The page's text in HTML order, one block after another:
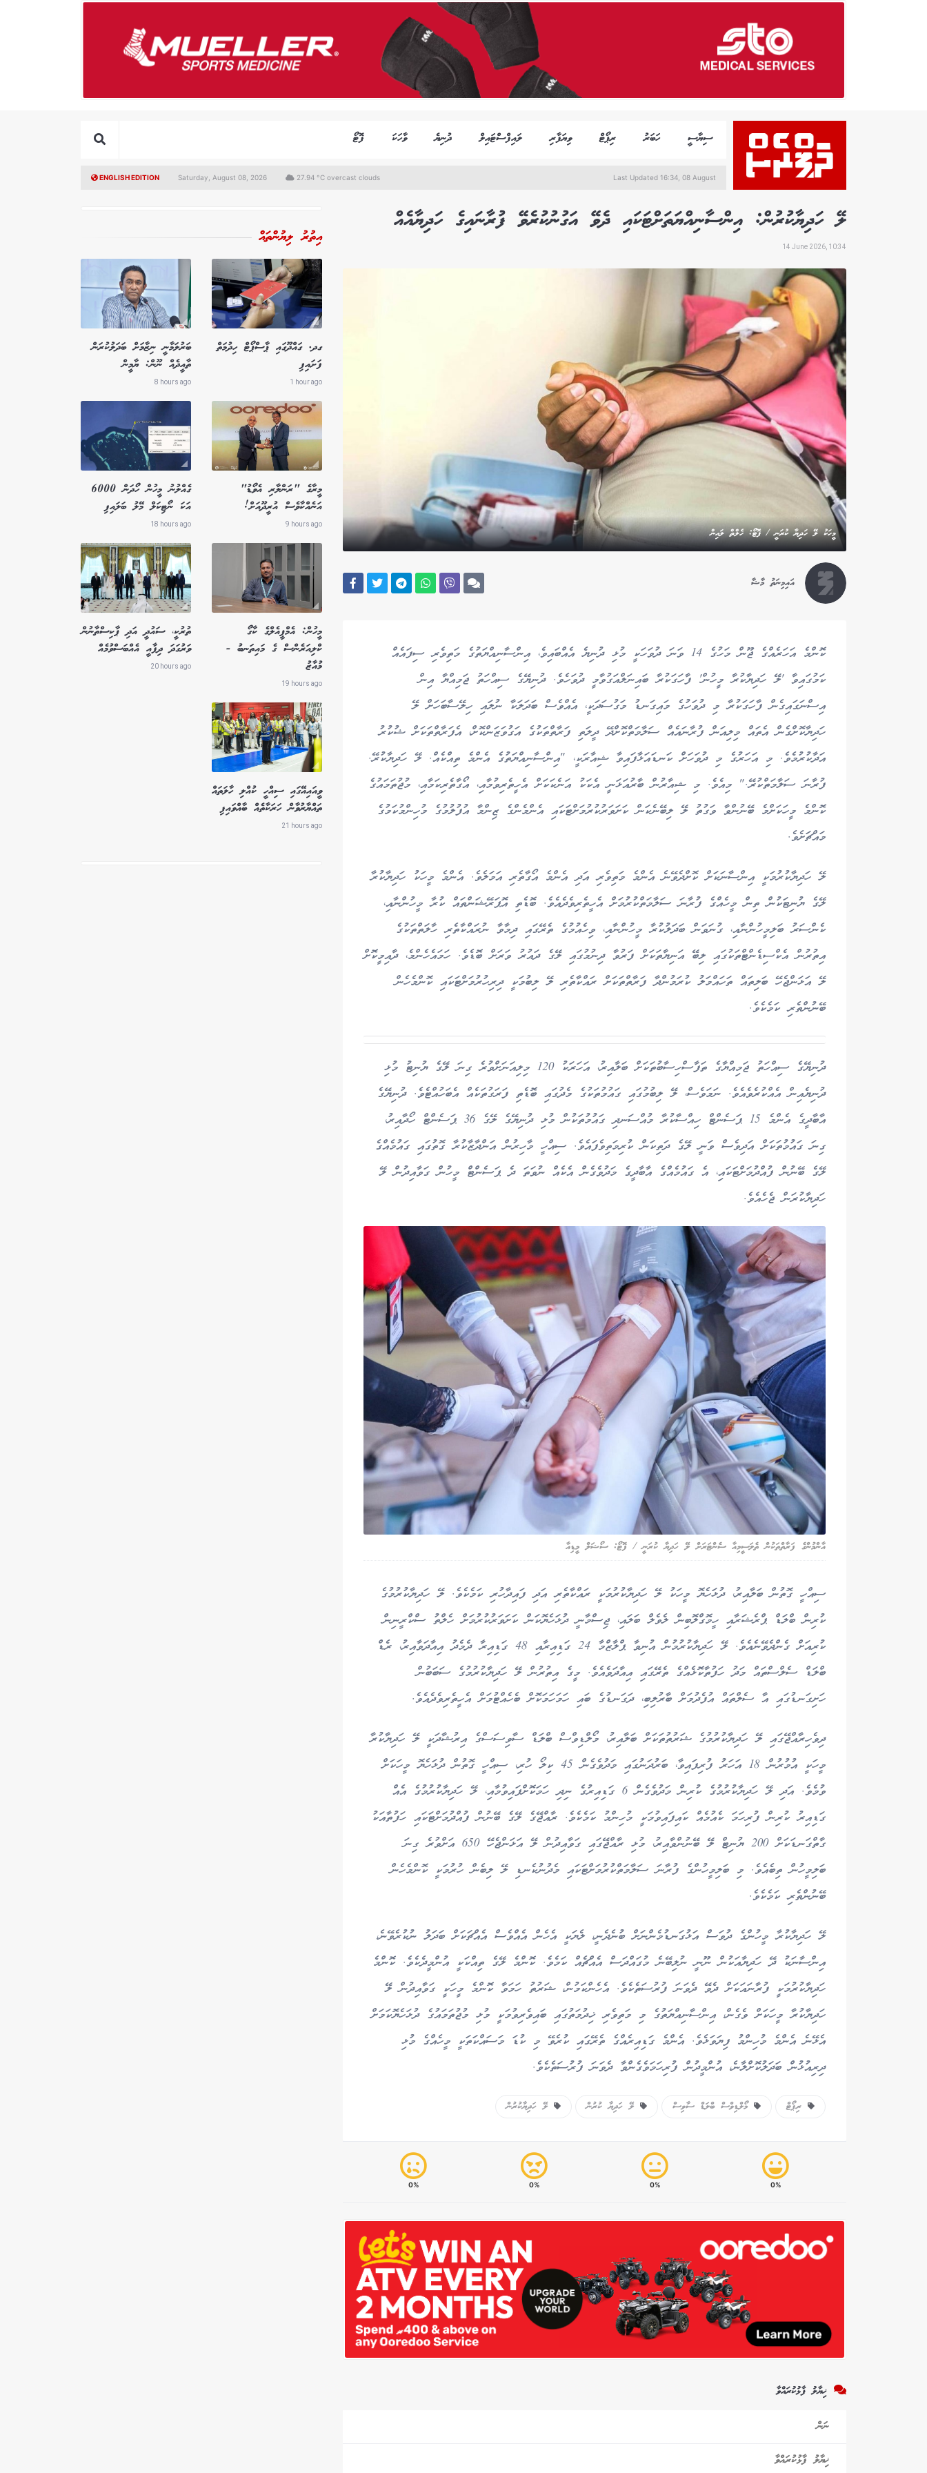
ސިޔާސީ ހަބަރު ރިޕޯޓް ވިޔަފާރި ލައިފްސްޓައިލް ދުނިޔެ ވާހަކަ ފޮޓޯ
ENGLISH EDITION Saturday, August 08, 2026 27.94 °C overcast clouds Last Updated 16:34, 08 August
ލޭ ހަދިޔާކުރުން: އިންސާނިއްޔަތަށްޓަކައި ދެވޭ އަގުނުކުރެވޭ ފުރާނައިގެ ހަދިޔާއެއް
14 June 2026, 10:34
މީހަކު ލޭ ހަދިޔާ ކުރަނީ / ފޮޓޯ: ހެލްތް ލައިން
އައިމިނަތު މާޝާ
ކޮންމެ އަހަރެއްގެ ޖޫން މަހުގެ 14 ވަނަ ދުވަހަކީ މުޅި ދުނިޔެ އެއްބައިވެ، އިންސާނިއްޔަތުގެ މަތިވެރި ސިފައެއް
ކަމުގައިވާ 'ލޭ ހަދިޔާކުރާ މީހުން' ފާހަގަކުރާ ބައިނަލްއަގުވާމީ ދުވަހެވެ. ދުނިޔޭގެ ސިއްހަތު ޖަމިއްޔާ އިން
އިސްނަގައިގެން ފާހަގަކުރާ މި ދުވަހުގެ މައިގަނޑު މަގުސަދަކީ، އެއްވެސް ބަދަލަކާ ނުލައި ހިލޭސާބަހަށް ލޭ
ހަދިޔާކޮށްގެން އެތައް މިލިއަން ފުރާނައެއް ސަލާމަތްކޮށްދޭ ދީލަތި ފަރާތްތަކުގެ އަގުވަޒަންކޮށް، އެފަރާތްތަކަށް ޝުކުރު
އަދާކުރުމެވެ. މި އަހަރުގެ މި ދުވަހަށް ކަނޑައަޅާފައިވާ ޝިއާރަކީ، "އިންސާނިއްޔަތުގެ އެންމެ ތިއްކެއް. ލޭ ހަދިޔާކުރޭ.
ފުރާނަ ސަލާމަތްކުރޭ." މިއެވެ. މި ޝިއާރުން ބާރުއަޅަނީ އެކަކު އަނެކަކަށް އެހީތެރިވުމާއި، އޯގާތެރިކަމާއި، މުޖުތަމައުގެ
ކޮންމެ މީހަކަށްމެ ބޭނުންވާ ވަގުތު ލޭ ލިބޭނެކަން ކަށަވަރުކުރުމަށްޓަކައި އެންމެންގެ ޒިންމާ އުފުލުމުގެ މުހިންމުކަމުގެ
މައްޗަށެވެ.
ލޭ ހަދިޔާކުރުމަކީ އިންސާނަކަށް ކޮށްދެވޭނެ އެންމެ މަތިވެރި އަދި އެންމެ އޯގާތެރި އަމަލެވެ. އެންމެ މީހަކު ހަދިޔާކުރާ
ލޭގެ ޔުނިޓަކުން ތިން މީހެއްގެ ފުރާނަ ސަލާމަތްކުރުމަށް އެހީތެރިވެދެއެވެ. ބޮޑެތި އޮޕަރޭޝަންތައް ކުރާ މީހުންނާއި،
ކެންސަރު ބަލިމީހުންނާއި، ގުނަވަން ބަދަލުކުރާ މީހުންނާއި، ވިހެއުމުގެ ތެރޭގައި ދިމާވާ ނުރައްކާތެރި ހާލަތްތަކުގެ
އިތުރުން އެކްސިޑެންޓްތަކުގައި ލިބޭ އަނިޔާތަކަށް ފަރުވާ ދިނުމުގައި ލޭގެ ދައުރު ވަރަށް ބޮޑެވެ. ހަމައެހެންމެ، ދާއިމީކޮށް
ލޭ އަޅަންޖެހޭ ބަލިތައް ތަހައްމަލު ކުރަމުންދާ ފަރާތްތަކަށް ރައްކާތެރި ލޭ ލިބުމަކީ ދިރިހުރުމަށްޓަކައި ކޮންމެހެން
ބޭނުންތެރި ކަމެކެވެ.
ދުނިޔޭގެ ސިއްހަތު ޖަމިއްޔާގެ ތަފާސްހިސާބުތަކަށް ބަލާއިރު، އަހަރަކު 120 މިލިއަނަށްވުރެ ގިނަ ލޭގެ ޔުނިޓު މުޅި
ދުނިޔެއިން އެއްކުރެވެއެވެ. ނަމަވެސް، ލޭ ލިބުމުގައި ގައުމުތަކުގެ މެދުގައި ބޮޑެތި ފަރަގުތަކެއް އެބަހުއްޓެވެ. ދުނިޔޭގެ
އާބާދީގެ އެންމެ 15 ޕަސެންޓް ހިއްސާކުރާ މުއްސަނދި ގައުމުތަކުން މުޅި ދުނިޔޭގެ ލޭގެ 36 ޕަސެންޓް ހޯދާއިރު،
ގިނަ ގައުމުތަކަށް އަދިވެސް ވަނީ ލޭގެ ދަތިކަން ކުރިމަތިވެފައެވެ. ސިއްހީ މާހިރުން އަންދާޒާކުރާ ގޮތުގައި ގައުމެއްގެ
ލޭގެ ބޭނުން ފުއްދުމަށްޓަކައި، އެ ގައުމެއްގެ އާބާދީގެ މަދުވެގެން އެކެއް ނުވަތަ ދެ ޕަސެންޓް މީހުން ގަވާއިދުން ލޭ
ހަދިޔާކުރަން ޖެހެއެވެ.
އާންމުންގެ ފަރާތްތަކުން ތެލަސީމިއާ ސެންޓަރަށް ލޭ ހަދިޔާ ކުރަނީ / ފޮޓޯ: ސޯޝަލް މީޑިއާ
ސިއްހީ ގޮތުން ބަލާއިރު، ދުޅަހެޔޮ މީހަކު ލޭ ހަދިޔާކުރުމަކީ ރައްކާތެރި އަދި ފައިދާހުރި ކަމެކެވެ. ލޭ ހަދިޔާކުރުމުގެ
ކުރިން ބްލަޑް ޕްރެޝަރާއި ހީމޮގްލޮބިން ލެވެލް ބަލައި، ޖިސްމާނީ ދުޅަހެޔޮކަން ކަށަވަރުކުރުމަށް ހެލްތު ސްކްރީނިން
ކުރިއަށް ގެންދެވޭނެއެވެ. ލޭ ހަދިޔާކުރުމުން އުނިވާ ޕްލާޒްމާ 24 ގަޑިއިރާއި 48 ގަޑިއިރާ ދެމެދު އިއާދަވާއިރު، ރެޑް
ބްލަޑް ސެލްސްތައް މަދު ހަފުތާކޮޅެއްގެ ތެރޭގައި އިއާދަވެއެވެ. މީގެ އިތުރުން ލޭ ހަދިޔާކުރުމުގެ ސަބަބުން
ހަށިގަނޑުގައި އާ ސެލްތައް އުފެދުމަށް ބާރުލިބި، ދަގަނޑުގެ ބައި ހަމަހަމަކޮށް ބެހެއްޓުމަށް އެހީތެރިވެދެއެވެ.
ދިވެހިރާއްޖޭގައި ލޭ ހަދިޔާކުރުމުގެ ޝަރުތުތަކަށް ބަލާއިރު، މޯލްޑިވްސް ބްލަޑް ސާވިސަސްގެ އިރުޝާދަކީ ލޭ ހަދިޔާކުރާ
މީހަކީ އުމުރުން 18 އަހަރު ފުރިފައިވާ، ބަރުދަނުގައި މަދުވެގެން 45 ކިލޯ ހުރި، ސިއްހީ ގޮތުން ދުޅަހެޔޮ މީހަކަށް
ވުމެވެ. އަދި ލޭ ހަދިޔާކުރުމުގެ ކުރިން މަދުވެގެން 6 ގަޑިއިރުގެ ނިދި ހަމަކޮށްފައިވުމާއި، ލޭ ހަދިޔާކުރުމުގެ އެއް
ގަޑިއިރު ކުރިން ފުރިހަމަ ކެއުމެއް ކައިފައިވުމަކީ މުހިންމު ކަމެކެވެ. ރާއްޖޭގެ ލޭގެ ބޭނުން ފުއްދުމަށްޓަކައި ހަފުތާއަކު
ގާތްގަނޑަކަށް 200 ޔުނިޓް ލޭ ބޭނުންވާއިރު، މުޅި ރާއްޖޭގައި ގަވާއިދުން ލޭ އަޅަންޖެހޭ 650 އަށްވުރެ ގިނަ
ބަލިމީހުން ތިބެއެވެ. މި ބަލިމީހުންގެ ފުރާނަ ސަލާމަތްކުރުމަށްޓަކައި މެދުނުކެނޑި ލޭ ލިބެން ހުރުމަކީ ކޮންމެހެން
ބޭނުންތެރި ކަމެކެވެ.
ލޭ ހަދިޔާކުރާ މީހުންގެ ދުވަސް އަޅުގަނޑުމެންނަށް ބުނެދެނީ، ލެޔަކީ އެހެން އެއްވެސް އެއްޗަކަށް ބަދަލު ނުކުރެވޭނެ،
އިންސާނަކު ދޭ ހަދިޔާއަކުން ނޫނީ ނުލިބޭނެ މުގައްދަސް އެއްޗެއް ކަމެވެ. ކޮންމެ ލޭގެ ތިއްކަކީ އުންމީދެކެވެ. ކޮންމެ
ހަދިޔާކުރުމަކީ ފުރާނައަކަށް ދެވޭ ދެވަނަ ފުރުސަތެކެވެ. އެހެންކަމުން، ޝަރުތު ހަމަވާ ކޮންމެ މީހަކީ ގަވާއިދުން ލޭ
ހަދިޔާކުރާ މީހަކަށް ވެގެން، އިންސާނިއްޔަތުގެ މި މަތިވެރި ޚިދުމަތުގައި ބައިވެރިވުމަކީ މުޅި މުޖުތަމައުގެ ދުޅަހެޔޮކަމަށް
އެޅޭނެ އެންމެ މުހިންމު ފިޔަވަޅެވެ. އެންމެ ގަޑިއިރެއްގެ ތެރޭގައި ކުރެވޭ މި ކުޑަ މަސައްކަތަކީ މީހެއްގެ މުޅި
ދިރިއުޅުން ބަދަލުކޮށްލާނެ، އުންމީދުން ފުރިހަމަވެގެންވާ ދެވަނަ ފުރުސަތެކެވެ.
ރިޕޯޓް މޯލްޑިވްސް ބްލަޑް ސާވިސް ލޭ ހަދިޔާ ކުރުން ލޭ ހަދިޔާކުރުން
0%
0%
0%
0%
ޚިޔާލު ފާޅުކުރައްވާ
އިތުރު ލިޔުންތައް
ގދ. ގައްދޫގައި ޕާސްޕޯޓް ހިދުމަތް
ފަށައިފި
1 hour ago
ބަރުލަމާނީ ނިޒާމަށް ބަދަލުކުރަން
ތާއީދެއް ނޫން: ޔާމީން
8 hours ago
މީރާގެ "ރަންލާރި އެވޯޑު"
އަނެއްކާވެސް އުރީދޫއަށް!
9 hours ago
ގެއްލުނު މީހުން ހޯދަން 6000
އަކަ ނޯޓިކަލް މޭލު ބަލައިފި
18 hours ago
މީހުން: އެމްޕީއެލްގެ ކާގޯ
ކްލިއަރެންސް ގެ މައިތަނބު -
މުއާޒު
19 hours ago
ތުރުކީ، ސައުދީ އަދި ޕާކިސްތާނުން
ވަރުގަދަ ދިފާއީ އެއްބަސްވުމެއް
20 hours ago
ވީއައިއޭގައި ސިއްހީ ކުއްލި ހާލަތައް
ތައްޔާރުވާން ހަރަކާތެއް ބާއްވައިފި
21 hours ago